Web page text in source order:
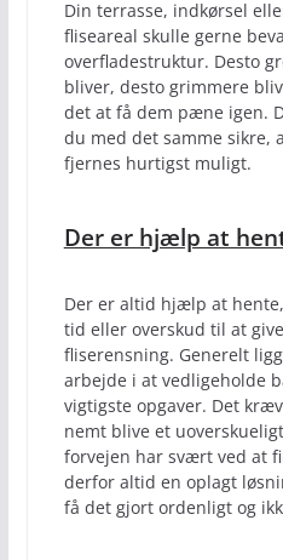
Din terrasse, indkørsel
fliseareal skulle gerne
overfladestruktur. Desto
bliver, desto grimmere
det at få dem pæne igen.
du med det samme sikre,
fjernes hurtigst muligt.
Der er hjælp at
Der er altid hjælp at
tid eller overskud til at
fliserensning. Generelt
arbejde i at vedligeholde
vigtigste opgaver. Det
nemt blive et
forvejen har svært ved at
derfor altid en oplagt
få det gjort ordenligt og